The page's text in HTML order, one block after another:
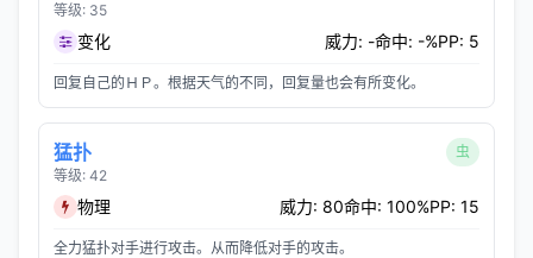
等级: 35
变化 威力: -命中: -%PP: 5
回复自己的ＨＰ。根据天气的不同，回复量也会有所变化。
猛扑
等级: 42
虫
物理 威力: 80命中: 100%PP: 15
全力猛扑对手进行攻击。从而降低对手的攻击。